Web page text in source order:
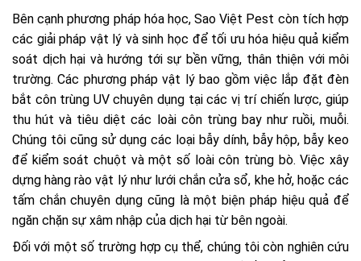
Bên cạnh phương pháp hóa học, Sao Việt Pest còn tích hợp
các giải pháp vật lý và sinh học để tối ưu hóa hiệu quả kiểm
soát dịch hại và hướng tới sự bền vững, thân thiện với môi
trường. Các phương pháp vật lý bao gồm việc lắp đặt đèn
bắt côn trùng UV chuyên dụng tại các vị trí chiến lược, giúp
thu hút và tiêu diệt các loài côn trùng bay như ruồi, muỗi.
Chúng tôi cũng sử dụng các loại bẫy dính, bẫy hộp, bẫy keo
để kiểm soát chuột và một số loài côn trùng bò. Việc xây
dựng hàng rào vật lý như lưới chắn cửa sổ, khe hở, hoặc các
tấm chắn chuyên dụng cũng là một biện pháp hiệu quả để
ngăn chặn sự xâm nhập của dịch hại từ bên ngoài.
Đối với một số trường hợp cụ thể, chúng tôi còn nghiên cứu